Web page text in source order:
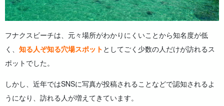
フナクスビーチは、元々場所がわかりにくいことから知名度が低
く、 知る人ぞ知る穴場スポット としてごく少数の人だけが訪れるス
ポットでした。
しかし、近年ではSNSに写真が投稿されることなどで認知されるよ
うになり、訪れる人が増えてきています。